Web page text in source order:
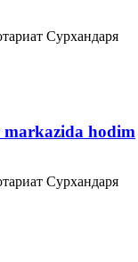
Сурхандаря
hodim
Сурхандаря